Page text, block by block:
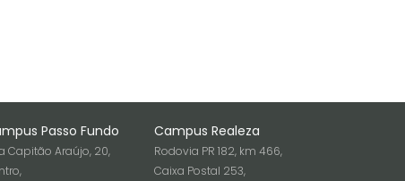
Passo Fundo
Capitão Araújo, 20,
Campus Realeza
Rodovia PR 182, km 466,
Caixa Postal 253,